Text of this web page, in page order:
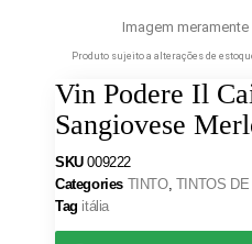
Imagem
Produto sujeito a alterações de
Vin Podere Il
Sangiovese
SKU009222
Categories TINTO, TINTOS
Tag itália